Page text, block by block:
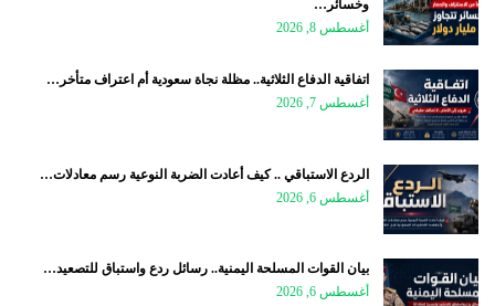
وخسائر…
أغسطس 8, 2026
اتفاقية الدفاع الثلاثية.. مظلة نجاة سعودية أم اعتراف متأخر…
أغسطس 7, 2026
الردع الاستباقي .. كيف أعادت الضربة النوعية رسم معادلات…
أغسطس 6, 2026
بيان القوات المسلحة اليمنية.. رسائل ردع واستباق للتصعيد…
أغسطس 6, 2026